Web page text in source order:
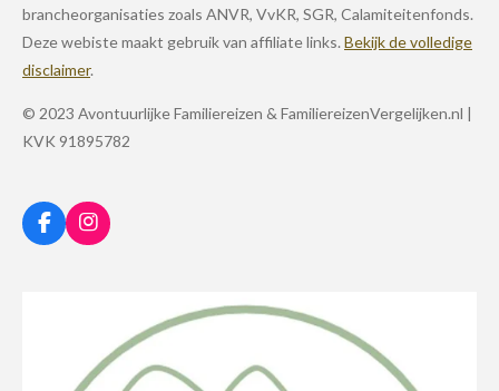
brancheorganisaties zoals ANVR, VvKR, SGR, Calamiteitenfonds.
Deze webiste maakt gebruik van affiliate links. Bekijk de volledige
disclaimer.
© 2023 Avontuurlijke Familiereizen & FamiliereizenVergelijken.nl |
KVK 91895782
F
a
I
n
a